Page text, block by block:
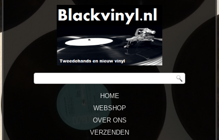
HOME
WEBSHOP
OVER ONS
VERZENDEN